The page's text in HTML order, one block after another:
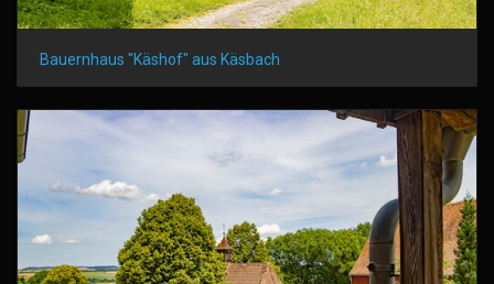
Bauernhaus "Käshof" aus Käsbach